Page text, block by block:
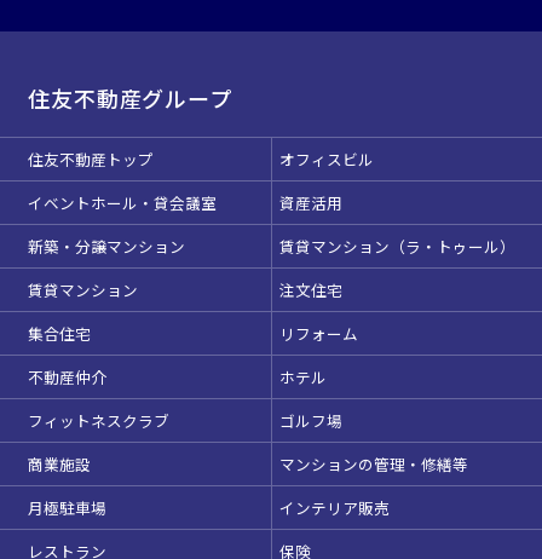
住友不動産グループ
住友不動産トップ
オフィスビル
イベントホール・貸会議室
資産活用
新築・分譲マンション
賃貸マンション（ラ・トゥール）
賃貸マンション
注文住宅
集合住宅
リフォーム
不動産仲介
ホテル
フィットネスクラブ
ゴルフ場
商業施設
マンションの管理・修繕等
月極駐車場
インテリア販売
レストラン
保険